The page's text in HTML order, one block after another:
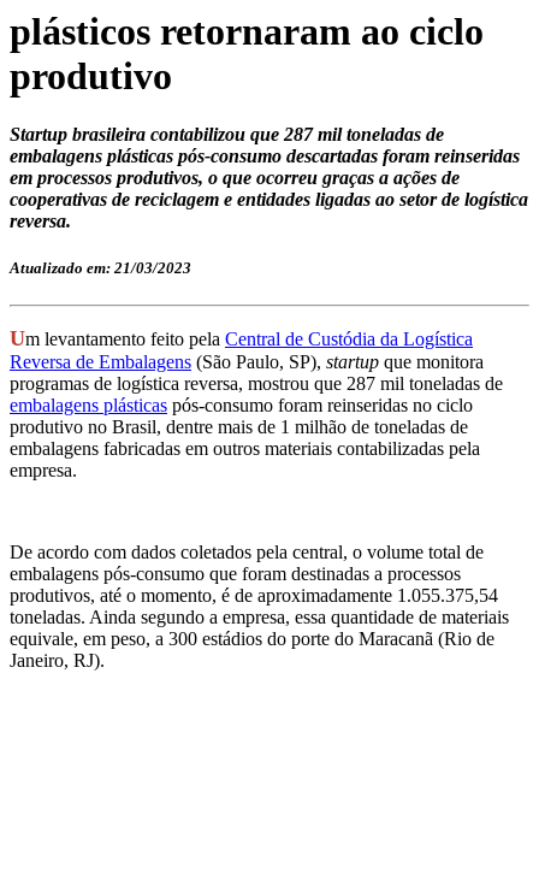
plásticos retornaram ao ciclo
produtivo
Startup brasileira contabilizou que 287 mil toneladas de
embalagens plásticas pós-consumo descartadas foram reinseridas
em processos produtivos, o que ocorreu graças a ações de
cooperativas de reciclagem e entidades ligadas ao setor de logística
reversa.
Atualizado em: 21/03/2023
Um levantamento feito pela Central de Custódia da Logística
Reversa de Embalagens (São Paulo, SP), startup que monitora
programas de logística reversa, mostrou que 287 mil toneladas de
embalagens plásticas pós-consumo foram reinseridas no ciclo
produtivo no Brasil, dentre mais de 1 milhão de toneladas de
embalagens fabricadas em outros materiais contabilizadas pela
empresa.
De acordo com dados coletados pela central, o volume total de
embalagens pós-consumo que foram destinadas a processos
produtivos, até o momento, é de aproximadamente 1.055.375,54
toneladas. Ainda segundo a empresa, essa quantidade de materiais
equivale, em peso, a 300 estádios do porte do Maracanã (Rio de
Janeiro, RJ).